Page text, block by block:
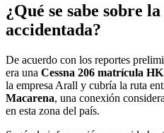
¿Qué se sabe sobre
accidentada?
De acuerdo con los reportes
era una Cessna 206 matrícula
la empresa Arall y cubría la ruta
Macarena, una conexión
en esta zona del país.